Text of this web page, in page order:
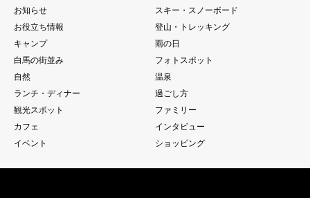
お知らせ
スキー・スノーボード
お役立ち情報
登山・トレッキング
キャンプ
雨の日
白馬の街並み
フォトスポット
自然
温泉
ランチ・ディナー
過ごし方
観光スポット
ファミリー
カフェ
インタビュー
イベント
ショッピング